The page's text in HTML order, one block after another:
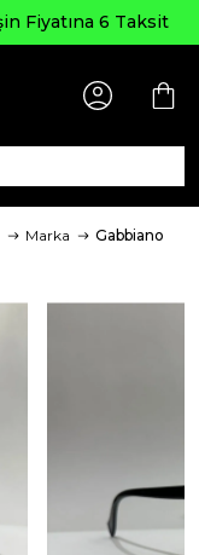
Marka Gabbiano